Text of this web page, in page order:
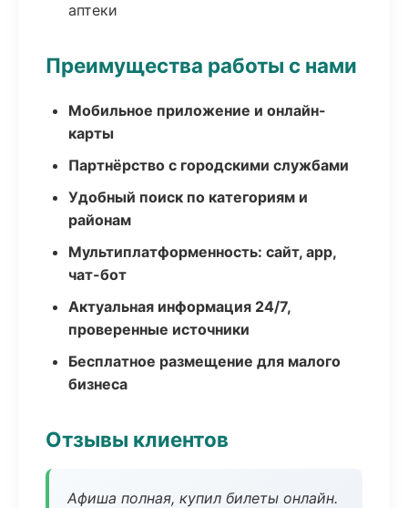
аптеки
Преимущества работы с нами
Мобильное приложение и онлайн-
карты
Партнёрство с городскими службами
Удобный поиск по категориям и
районам
Мультиплатформенность: сайт, app,
чат-бот
Актуальная информация 24/7,
проверенные источники
Бесплатное размещение для малого
бизнеса
Отзывы клиентов
Афиша полная, купил билеты онлайн.